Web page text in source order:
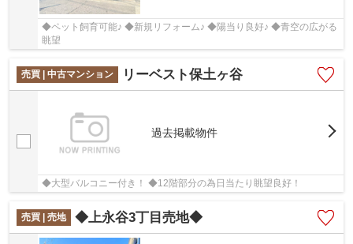
◆ペット飼育可能♪ ◆新規リフォーム♪ ◆陽当り良好♪ ◆青空の広がる
眺望
売買 | 中古マンション リーベスト保土ヶ谷
過去掲載物件
◆大型バルコニー付き！ ◆12階部分の為日当たり眺望良好！
売買 | 売地 ◆上永谷3丁目売地◆